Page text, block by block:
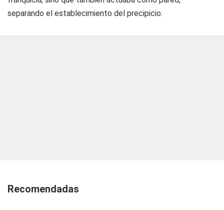
separando el establecimiento del precipicio.
Recomendadas